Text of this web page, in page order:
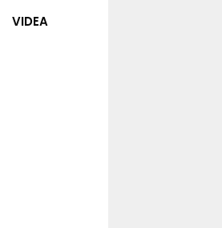
VIDEA